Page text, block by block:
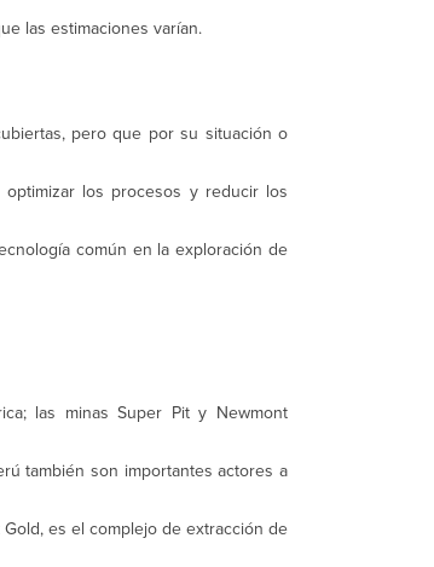
las estimaciones varían.
pero que por su situación o
los procesos y reducir los
común en la exploración de
las minas Super Pit y Newmont
también son importantes actores a
es el complejo de extracción de